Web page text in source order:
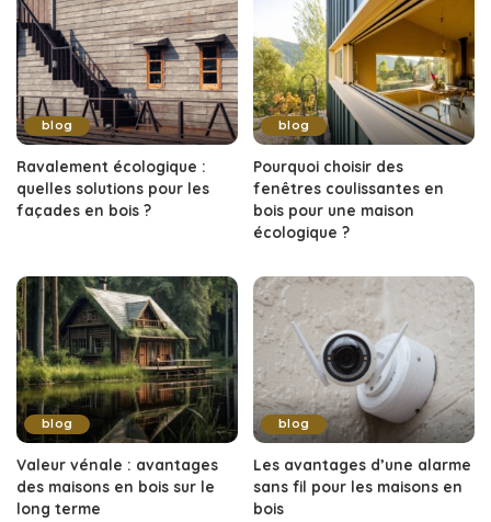
blog
Ravalement écologique :
quelles solutions pour les
façades en bois ?
blog
Pourquoi choisir des
fenêtres coulissantes en
bois pour une maison
écologique ?
blog
Valeur vénale : avantages
des maisons en bois sur le
long terme
blog
Les avantages d’une alarme
sans fil pour les maisons en
bois